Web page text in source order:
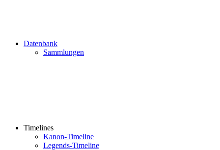
Datenbank
Sammlungen
Timelines
Kanon-Timeline
Legends-Timeline